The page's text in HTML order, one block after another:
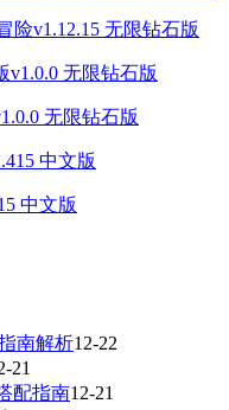
险v1.12.15 无限钻石版
无限钻石版
中文版
南解析12-22
21
配指南12-21